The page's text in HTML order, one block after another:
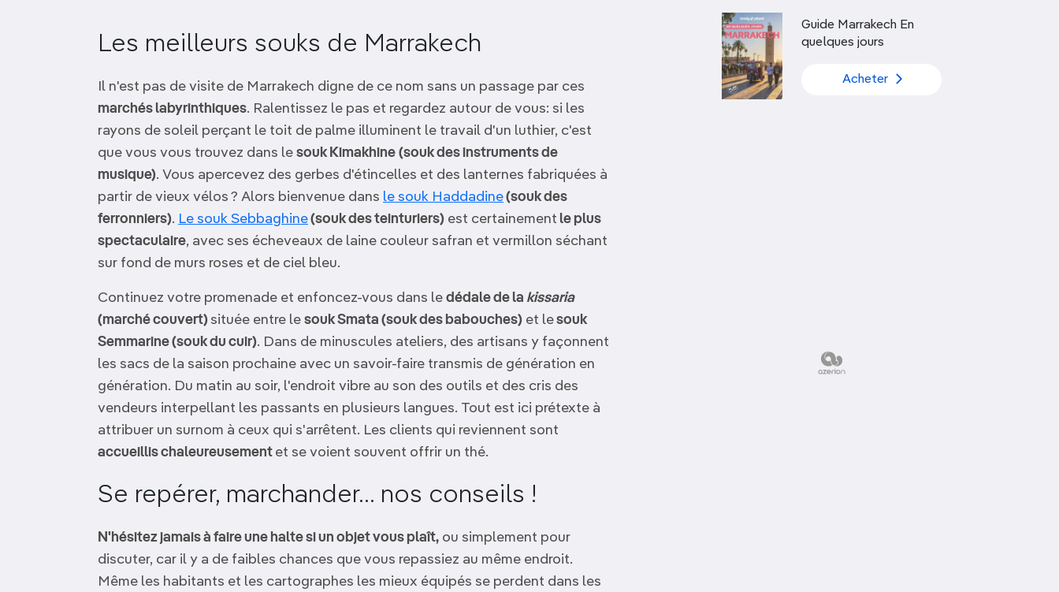
Découvrir nos articles
ANTARCTIQUE
TOP VILLES
Les meilleurs souks de Marrakech
Il n'est pas de visite de Marrakech digne de ce nom sans un passage par ces
marchés labyrinthiques. Ralentissez le pas et regardez autour de vous: si les
rayons de soleil perçant le toit de palme illuminent le travail d'un luthier, c'est
que vous vous trouvez dans le souk Kimakhine (souk des instruments de
musique). Vous apercevez des gerbes d'étincelles et des lanternes fabriquées à
partir de vieux vélos ? Alors bienvenue dans le souk Haddadine(souk des
ferronniers). Le souk Sebbaghine(souk des teinturiers) est certainement le plus
spectaculaire, avec ses écheveaux de laine couleur safran et vermillon séchant
sur fond de murs roses et de ciel bleu.
Continuez votre promenade et enfoncez-vous dans le dédale de la kissaria
(marché couvert) située entre le souk Smata (souk des babouches) et lesouk
Semmarine (souk du cuir). Dans de minuscules ateliers, des artisans y façonnent
les sacs de la saison prochaine avec un savoir-faire transmis de génération en
génération. Du matin au soir, l'endroit vibre au son des outils et des cris des
vendeurs interpellant les passants en plusieurs langues. Tout est ici prétexte à
attribuer un surnom à ceux qui s'arrêtent. Les clients qui reviennent sont
accueillis chaleureusement et se voient souvent offrir un thé.
Se repérer, marchander... nos conseils !
N'hésitez jamais à faire une halte si un objet vous plaît, ou simplement pour
discuter, car il y a de faibles chances que vous repassiez au même endroit.
Même les habitants et les cartographes les mieux équipés se perdent dans les
Guide Marrakech En
quelques jours
Acheter